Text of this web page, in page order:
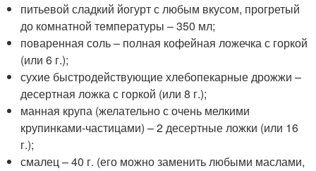
питьевой сладкий йогурт с любым вкусом, прогретый
до комнатной температуры – 350 мл;
поваренная соль – полная кофейная ложечка с горкой
(или 6 г.);
сухие быстродействующие хлебопекарные дрожжи –
десертная ложка с горкой (или 8 г.);
манная крупа (желательно с очень мелкими
крупинками-частицами) – 2 десертные ложки (или 16
г.);
смалец – 40 г. (его можно заменить любыми маслами,